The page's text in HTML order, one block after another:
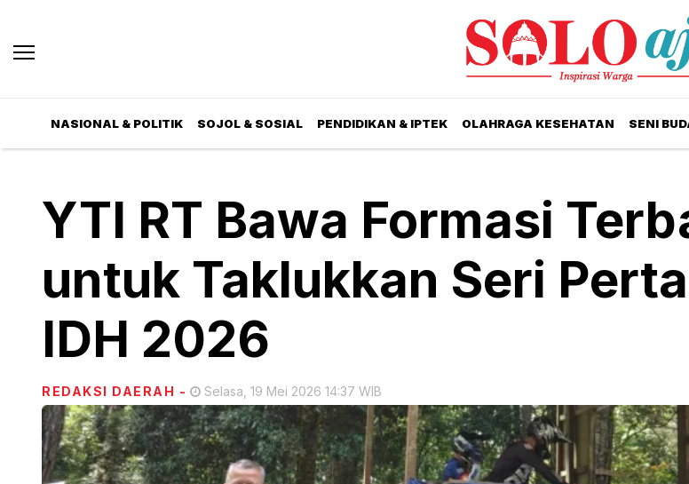
NASIONAL & POLITIK SOJOL & SOSIAL PENDIDIKAN & IPTEK OLAHRAGA KESEHATAN SENI
YTI RT Bawa Formasi
untuk Taklukkan Seri
IDH 2026
REDAKSI DAERAH - Selasa, 19 Mei 2026 14:37 WIB